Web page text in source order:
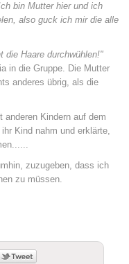
bin Mutter hier und ich
also guck ich mir die alle
die Haare durchwühlen!"
in die Gruppe. Die Mutter
anderes übrig, als die
anderen Kindern auf dem
Kind nahm und erklärte,
zuzugeben, dass ich
zu müssen.